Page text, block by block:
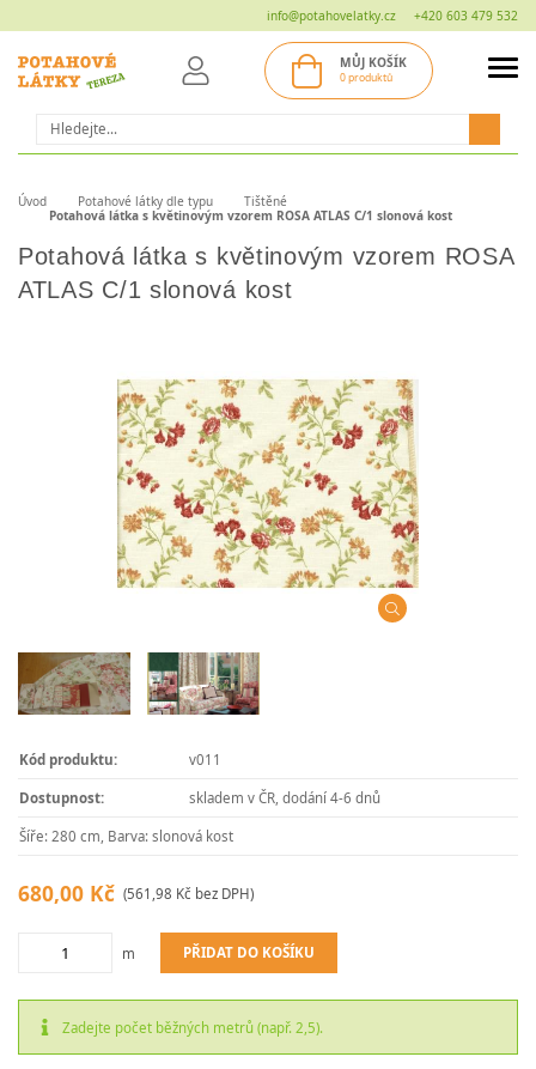
info@potahovelatky.cz +420 603 479 532
Hledat
MŮJ KOŠÍK
0 produktů
Úvod Potahové látky dle typu
Tištěné
Potahová látka s květinovým vzorem ROSA ATLAS C/1 slonová kost
Potahová látka s květinovým vzorem ROSA
ATLAS C/1 slonová kost
Kód produktu: v011
Dostupnost: skladem v ČR, dodání 4-6 dnů
Šíře: 280 cm, Barva: slonová kost
680,00 Kč (561,98 Kč bez DPH)
m PŘIDAT DO KOŠÍKU
Zadejte počet běžných metrů (např. 2,5).